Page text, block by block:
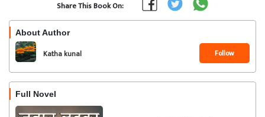
Share This Book On:
About Author
Katha kunal Follow
Full Novel